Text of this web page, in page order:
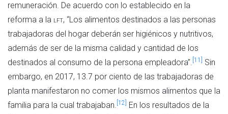
remuneración. De acuerdo con lo establecido en la
reforma a la lft, “Los alimentos destinados a las personas
trabajadoras del hogar deberán ser higiénicos y nutritivos,
además de ser de la misma calidad y cantidad de los
destinados al consumo de la persona empleadora”. [11]
Sin
embargo, en 2017, 13.7 por ciento de las trabajadoras de
planta manifestaron no comer los mismos alimentos que la
familia para la cual trabajaban. [12]
En los resultados de la